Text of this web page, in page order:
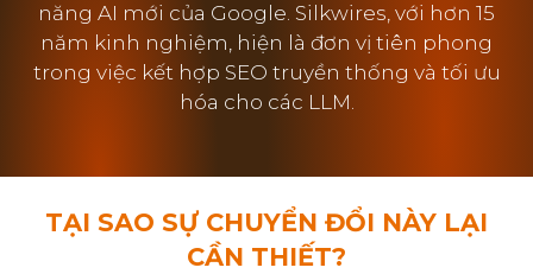
năng AI mới của Google. Silkwires, với hơn 15
năm kinh nghiệm, hiện là đơn vị tiên phong
trong việc kết hợp SEO truyền thống và tối ưu
hóa cho các LLM.
TẠI SAO SỰ CHUYỂN ĐỔI NÀY LẠI
CẦN THIẾT?